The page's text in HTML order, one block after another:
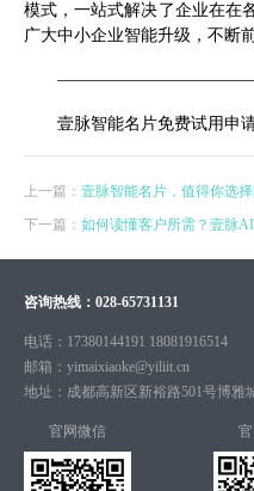
模式，一站式解决了企业在在
广大中小企业智能升级，不断
壹脉智能名片免费试用申请
上一篇： 壹脉智能名片，值得你选
下一篇： 如何读懂客户所需？壹脉
咨询热线： 028-65731131
电话： 17380144191 18081916514
邮箱： yimaixiaoke@yiliit.cn
地址： 成都高新区新裕路501号博雅
官网微信